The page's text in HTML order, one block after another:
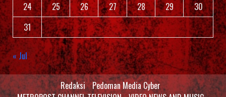
24
25 26 27 28 29
30
31
« Jul
Redaksi Pedoman Media Cyber